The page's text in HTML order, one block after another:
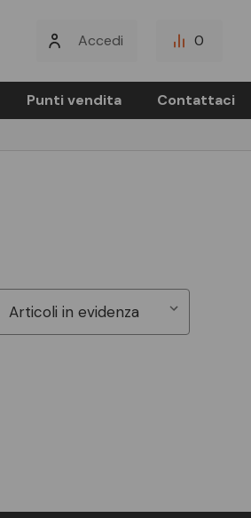
Accedi 0
Punti vendita Contattaci